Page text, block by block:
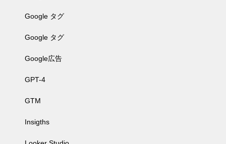
Google タグ
Google タグ
Google広告
GPT-4
GTM
Insigths